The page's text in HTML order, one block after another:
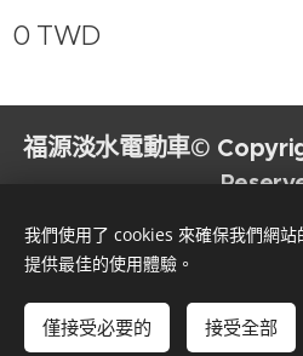
0 TWD
新增到
福源淡水電動車©
Cookies
我們使用了 cookies 來確保我們網
提供最佳的使用體驗。
僅接受必要的 接受全部